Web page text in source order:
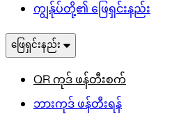
ကျွန်ုပ်တို့၏ ဖြေရှင်းနည်း
ဖြေရှင်းနည်း
QR ကုဒ် ဖန်တီးစက်
ဘားကုဒ် ဖန်တီးရန်